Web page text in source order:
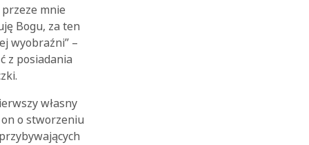
mnie
Bogu, za ten
wyobraźni” –
z posiadania
własny
on o stworzeniu